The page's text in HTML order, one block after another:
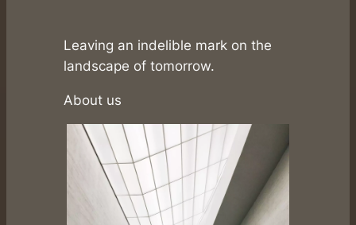
Leaving an indelible mark on the
landscape of tomorrow.
About us